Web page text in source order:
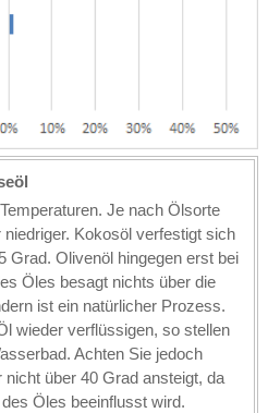
Je nach Ölsorte
Kokosöl verfestigt sich
Grad. Olivenöl hingegen erst bei
Öles besagt nichts über die
ist ein natürlicher Prozess.
wieder verflüssigen, so stellen
Achten Sie jedoch
über 40 Grad ansteigt, da
Öles beeinflusst wird.